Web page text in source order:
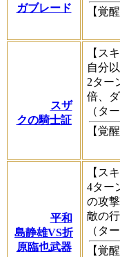
ガブレード
【覚
スザ
クの騎士証
【ス
自分
2ター
倍、
（タ
【覚
平和
島静雄VS折
原臨也武器
【ス
4ター
の攻撃
敵の
（タ
【覚